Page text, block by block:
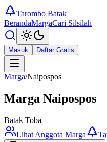
Tarombo Batak
BerandaMargaCari Silsilah
Masuk Daftar Gratis
Marga/Naipospos
Marga Naipospos
Batak Toba
Lihat Anggota Marga